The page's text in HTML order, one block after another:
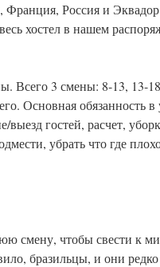
Франция, Россия и
хостел в нашем
3 смены: 8-13, 13-
Основная обязанность
выезд гостей, расчет,
убрать что где
смену, чтобы свести к
бразильцы, и они редко